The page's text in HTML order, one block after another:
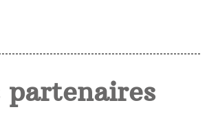
partenaires